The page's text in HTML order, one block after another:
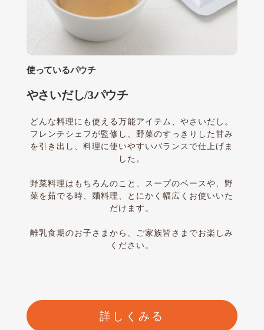
使っているパウチ
やさいだし/3パウチ
どんな料理にも使える万能アイテム、やさいだし。
フレンチシェフが監修し、野菜のすっきりした甘み
を引き出し、料理に使いやすいバランスで仕上げま
した。
野菜料理はもちろんのこと、スープのベースや、野
菜を茹でる時、麺料理、とにかく幅広くお使いいた
だけます。
離乳食期のお子さまから、ご家族皆さまでお楽しみ
ください。
詳しくみる